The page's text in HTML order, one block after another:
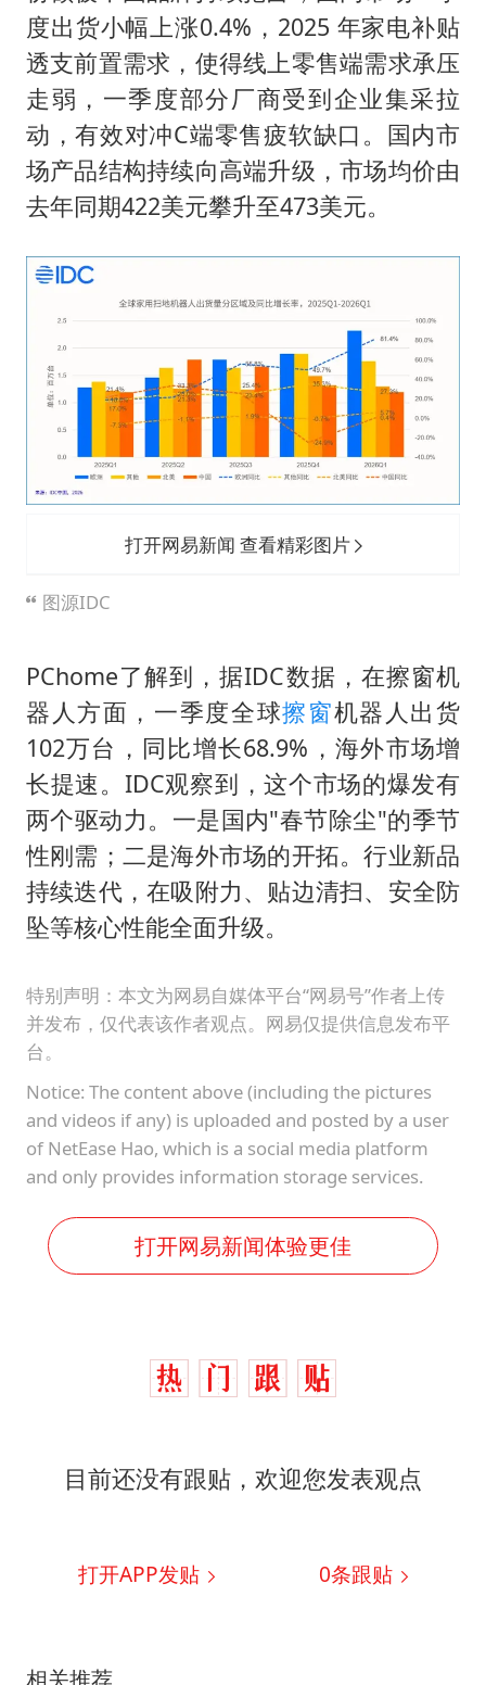
度出货小幅上涨0.4%，2025 年家电补贴
透支前置需求，使得线上零售端需求承压
走弱，一季度部分厂商受到企业集采拉
动，有效对冲C端零售疲软缺口。国内市
场产品结构持续向高端升级，市场均价由
去年同期422美元攀升至473美元。
打开网易新闻 查看精彩图片
图源IDC
PChome了解到，据IDC数据，在擦窗机
器人方面，一季度全球擦窗机器人出货
102万台，同比增长68.9%，海外市场增
长提速。IDC观察到，这个市场的爆发有
两个驱动力。一是国内"春节除尘"的季节
性刚需；二是海外市场的开拓。行业新品
持续迭代，在吸附力、贴边清扫、安全防
坠等核心性能全面升级。
特别声明：本文为网易自媒体平台“网易号”作者上传
并发布，仅代表该作者观点。网易仅提供信息发布平
台。
Notice: The content above (including the pictures
and videos if any) is uploaded and posted by a user
of NetEase Hao, which is a social media platform
and only provides information storage services.
打开网易新闻体验更佳
目前还没有跟贴，欢迎您发表观点
打开APP发贴 0条跟贴
相关推荐